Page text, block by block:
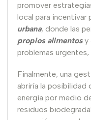
promover
local para incentivar
urbana, donde las
propios alimentosy
problemas
Finalmente, una
abriría la posibilidad
energía por medio
residuos